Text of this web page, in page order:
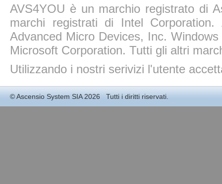
AVS4YOU è un marchio registrato di
marchi registrati di Intel
Advanced Micro Devices, Inc.
Microsoft Corporation. Tutti gli altri
Utilizzando i nostri serivizi l'utente
©Ascensio System SIA2026 Tutti i diritti riservati.